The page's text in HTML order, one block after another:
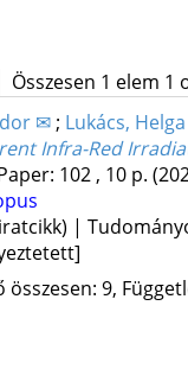
Összesen 1 elem 1
✉; Lukács, Helga
Infra-Red
102 , 10 p.
|
összesen: 9,